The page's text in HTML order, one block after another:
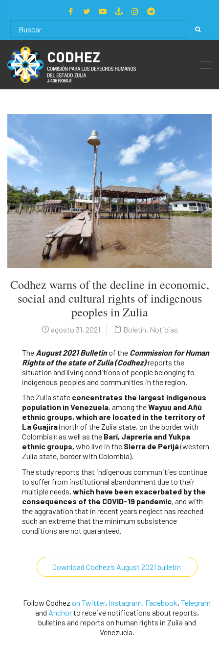
Codhez warns of the decline in economic,
social and cultural rights of indigenous
peoples in Zulia
agosto 31, 2021 Boletín, Noticias
The August 2021 Bulletinof the Commission for Human
Rights of the state of Zulia (Codhez)reports the
situation and living conditions of people belonging to
indigenous peoples and communities in the region.
The Zulia state concentrates the largest indigenous
population in Venezuela, among theWayuu and Añú
ethnic groups, which are located in the territory of
La Guajira(north of the Zulia state, on the border with
Colombia); as well as the Barí, Japreria and Yukpa
ethnic groups, who live in the Sierra de Perijá(western
Zulia state, border with Colombia).
The study reports that indigenous communities continue
to suffer from institutional abandonment due to their
multiple needs, which have been exacerbated by the
consequences of the COVID-19 pandemic, and with
the aggravation that in recent years neglect has reached
such an extreme that the minimum subsistence
conditions are not guaranteed.
Download Codhez’s August 2021 bulletin
Follow Codhez on Twitter, Instagram, Facebook, Telegram
and Anchorto receive notifications about reports,
bulletins and reports on human rights in Zulia and
Venezuela.